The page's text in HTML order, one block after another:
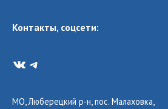
Контакты, соцсети:
VKTelegram
МО, Люберецкий р-н, пос. Малаховка,